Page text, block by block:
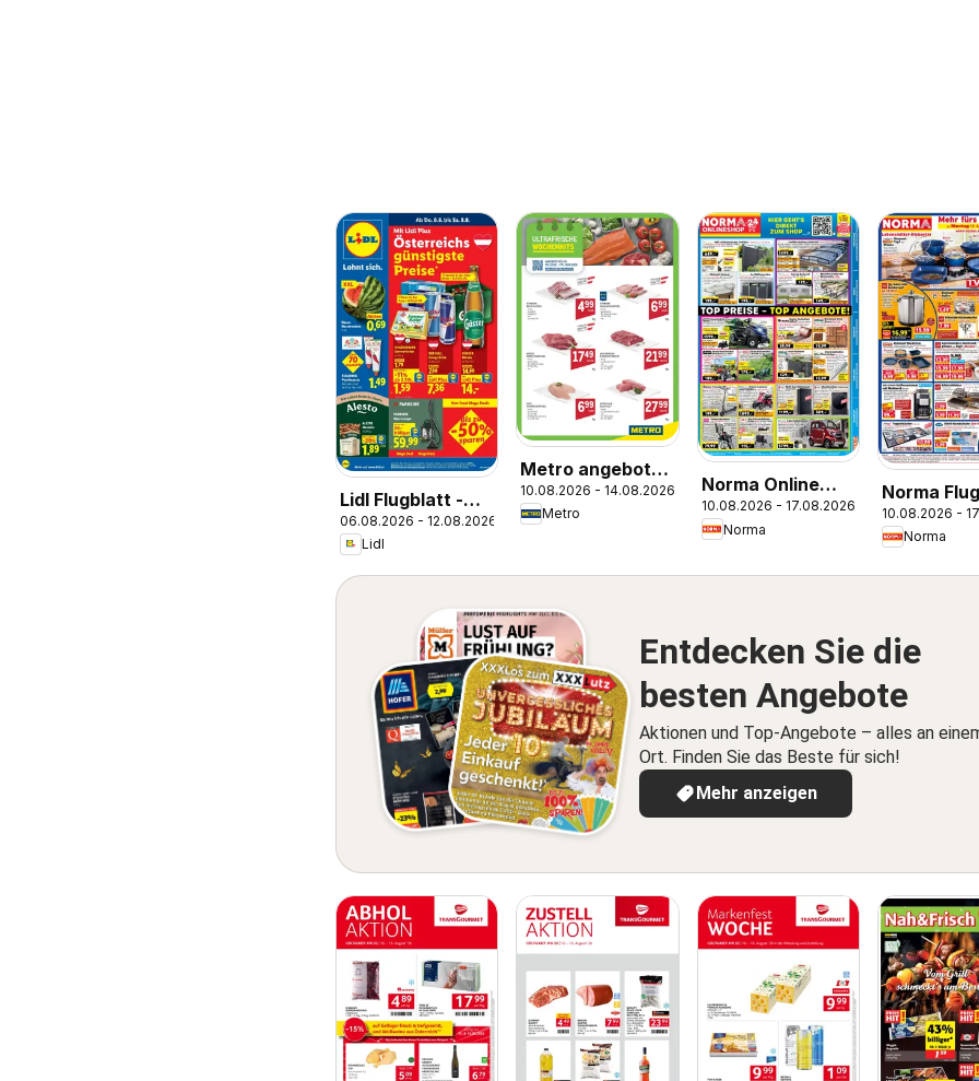
Lidl Flugblatt -
Wien,
Langenzersdorf,
Zwettl
06.08.2026 - 12.08.2026
Lidl
Metro angebote
Ultrafrische
Wochenhits
10.08.2026 - 14.08.2026
Metro
Norma Online
shop
10.08.2026 - 17.08.2026
Norma
Norma
10.08.2026 -
Norma
Entdecken Sie die
besten Angebote
Aktionen und Top-Angebote – alles an
Ort. Finden Sie das Beste für sich!
Mehr anzeigen